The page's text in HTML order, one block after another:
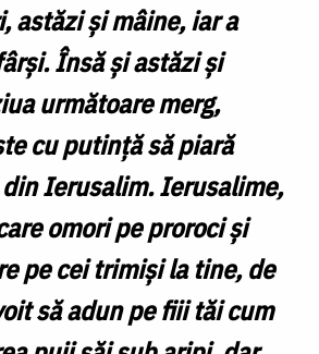
astăzi și mâine, iar a
Însă și astăzi și
următoare merg,
cu putință să piară
Ierusalim. Ierusalime,
omori pe proroci și
pe cei trimiși la tine, de
să adun pe fiii tăi cum